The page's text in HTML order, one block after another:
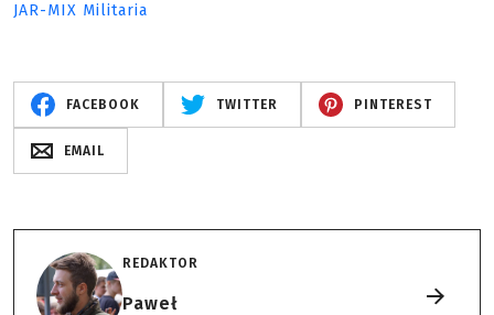
JAR-MIX Militaria
FACEBOOK TWITTER PINTEREST
EMAIL
REDAKTOR
Paweł